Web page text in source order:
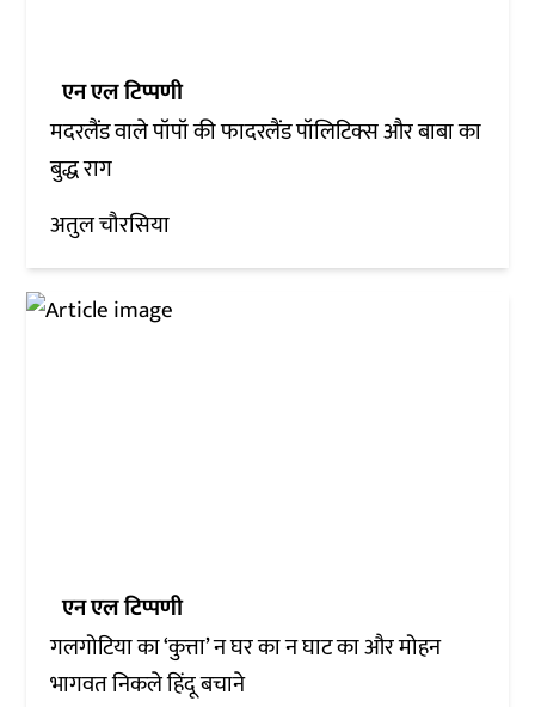
एन एल टिप्पणी
मदरलैंड वाले पॉपॉ की फादरलैंड पॉलिटिक्स और बाबा का
बुद्ध राग
अतुल चौरसिया
एन एल टिप्पणी
गलगोटिया का ‘कुत्ता’ न घर का न घाट का और मोहन
भागवत निकले हिंदू बचाने